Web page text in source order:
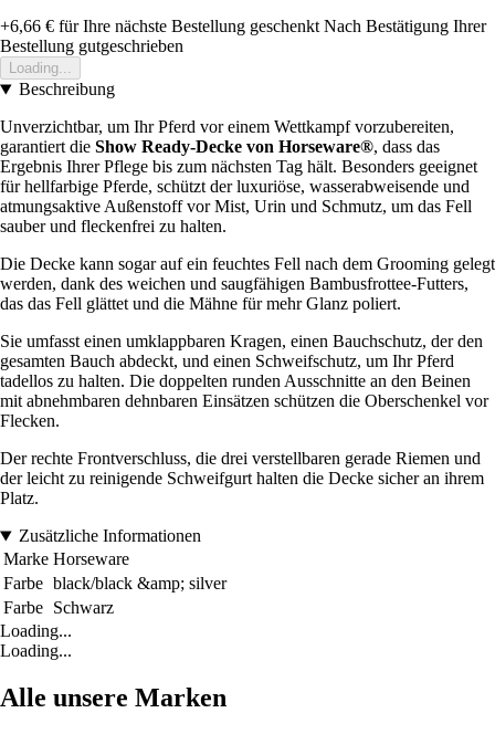
+6,66 € für Ihre nächste Bestellung geschenkt Nach Bestätigung Ihrer
Bestellung gutgeschrieben
Loading...
Beschreibung
Unverzichtbar, um Ihr Pferd vor einem Wettkampf vorzubereiten,
garantiert die Show Ready-Decke von Horseware®, dass das
Ergebnis Ihrer Pflege bis zum nächsten Tag hält. Besonders geeignet
für hellfarbige Pferde, schützt der luxuriöse, wasserabweisende und
atmungsaktive Außenstoff vor Mist, Urin und Schmutz, um das Fell
sauber und fleckenfrei zu halten.
Die Decke kann sogar auf ein feuchtes Fell nach dem Grooming gelegt
werden, dank des weichen und saugfähigen Bambusfrottee-Futters,
das das Fell glättet und die Mähne für mehr Glanz poliert.
Sie umfasst einen umklappbaren Kragen, einen Bauchschutz, der den
gesamten Bauch abdeckt, und einen Schweifschutz, um Ihr Pferd
tadellos zu halten. Die doppelten runden Ausschnitte an den Beinen
mit abnehmbaren dehnbaren Einsätzen schützen die Oberschenkel vor
Flecken.
Der rechte Frontverschluss, die drei verstellbaren gerade Riemen und
der leicht zu reinigende Schweifgurt halten die Decke sicher an ihrem
Platz.
Zusätzliche Informationen
Marke Horseware
Farbe black/black &amp; silver
Farbe Schwarz
Loading...
Loading...
Alle unsere Marken